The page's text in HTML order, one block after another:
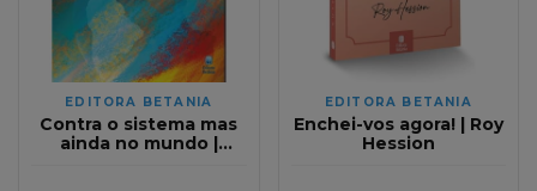
EDITORA BETANIA
Contra o sistema mas
ainda no mundo |
EDITORA BETANIA
Enchei-vos agora! | Roy
Hession